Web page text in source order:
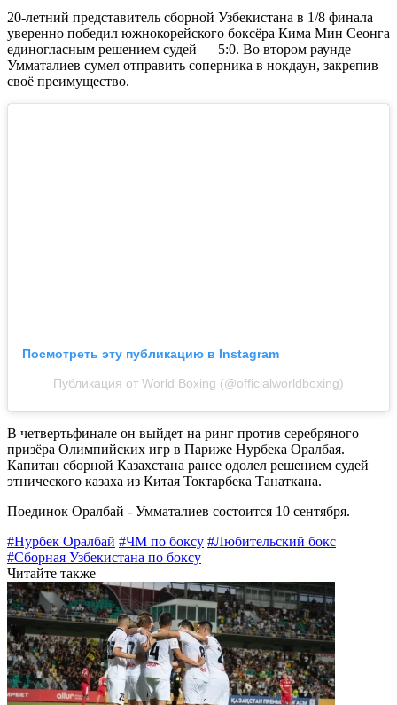
20-летний представитель сборной Узбекистана в 1/8 финала
уверенно победил южнокорейского боксёра Кима Мин Сеонга
единогласным решением судей — 5:0. Во втором раунде
Умматалиев сумел отправить соперника в нокдаун, закрепив
своё преимущество.
Посмотреть эту публикацию в Instagram
Публикация от World Boxing (@officialworldboxing)
В четвертьфинале он выйдет на ринг против серебряного
призёра Олимпийских игр в Париже Нурбека Оралбая.
Капитан сборной Казахстана ранее одолел решением судей
этнического казаха из Китая Токтарбека Танаткана.
Поединок Оралбай - Умматалиев состоится 10 сентября.
#Нурбек Оралбай #ЧМ по боксу #Любительский бокс
#Сборная Узбекистана по боксу
Читайте также